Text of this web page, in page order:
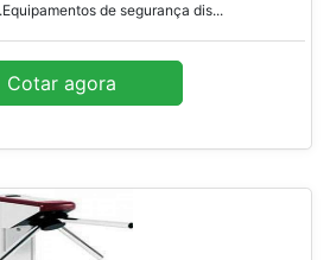
de segurança dis...
Cotar agora